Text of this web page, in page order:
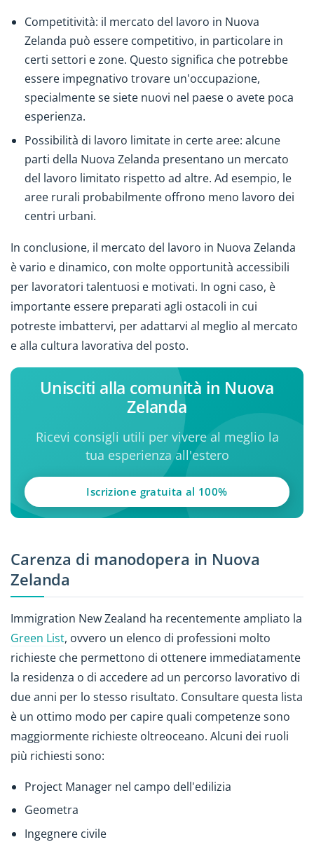
Competitività: il mercato del lavoro in Nuova
Zelanda può essere competitivo, in particolare in
certi settori e zone. Questo significa che potrebbe
essere impegnativo trovare un'occupazione,
specialmente se siete nuovi nel paese o avete poca
esperienza.
Possibilità di lavoro limitate in certe aree: alcune
parti della Nuova Zelanda presentano un mercato
del lavoro limitato rispetto ad altre. Ad esempio, le
aree rurali probabilmente offrono meno lavoro dei
centri urbani.
In conclusione, il mercato del lavoro in Nuova Zelanda
è vario e dinamico, con molte opportunità accessibili
per lavoratori talentuosi e motivati. In ogni caso, è
importante essere preparati agli ostacoli in cui
potreste imbattervi, per adattarvi al meglio al mercato
e alla cultura lavorativa del posto.
Unisciti alla comunità in Nuova
Zelanda
Ricevi consigli utili per vivere al meglio la
tua esperienza all'estero
Iscrizione gratuita al 100%
Carenza di manodopera in Nuova
Zelanda
Immigration New Zealand ha recentemente ampliato la
Green List, ovvero un elenco di professioni molto
richieste che permettono di ottenere immediatamente
la residenza o di accedere ad un percorso lavorativo di
due anni per lo stesso risultato. Consultare questa lista
è un ottimo modo per capire quali competenze sono
maggiormente richieste oltreoceano. Alcuni dei ruoli
più richiesti sono:
Project Manager nel campo dell'edilizia
Geometra
Ingegnere civile